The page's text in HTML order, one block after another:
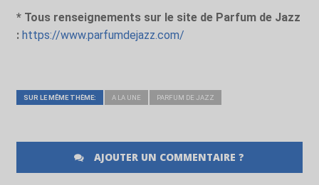
* Tous renseignements sur le site de Parfum de Jazz
: https://www.parfumdejazz.com/
SUR LE MÊME THÈME: A LA UNE PARFUM DE JAZZ
AJOUTER UN COMMENTAIRE ?